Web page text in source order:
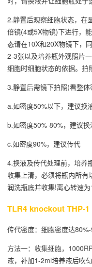
2.静置后观察细胞状态，在
倍镜(4或5X物镜)下进行，
态请在10X和20X物镜下，
2-3张以及培养瓶外观照片
细胞时细胞状态的依据。拍
3.静置后需镜下拍照(看整体
a.如密度50%以下，建议换
b.如密度50%-80%，建议
c.如密度90%，建议传代
4.换液及传代处理前，培养
收集上清，必须将瓶内所
润洗瓶底并收集!离心转速为
TLR4 knockout THP-
传代密度：细胞密度达
方法一：收集细胞，
液，补加1-2ml培养液后吹